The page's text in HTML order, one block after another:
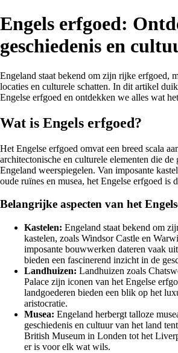
Engels erfgoed:
geschiedenis en
Engeland staat bekend om zijn rijke erfgoed,
locaties en culturele schatten. In dit artikel
Engelse erfgoed en ontdekken we alles wat
Wat is Engels erfgoed?
Het Engelse erfgoed omvat een breed scala
architectonische en culturele elementen die de
Engeland weerspiegelen. Van imposante
oude ruïnes en musea, het Engelse erfgoed is
Belangrijke aspecten van het
Kastelen: Engeland staat bekend om
kastelen, zoals Windsor Castle en
imposante bouwwerken dateren vaak
bieden een fascinerend inzicht in de
Landhuizen: Landhuizen zoals
Palace zijn iconen van het Engelse
landgoederen bieden een blik op het
aristocratie.
Musea: Engeland herbergt talloze
geschiedenis en cultuur van het land
British Museum in Londen tot het
er is voor elk wat wils.